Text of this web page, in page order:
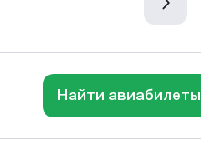
Найти авиабилеты